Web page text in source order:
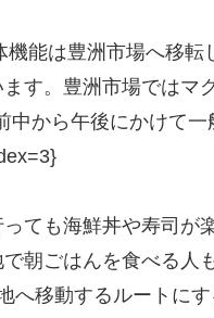
能は豊洲市場へ移
す。豊洲市場ではマ
から午後にかけて
ても海鮮丼や寿司が
朝ごはんを食べる人
へ移動するルートに